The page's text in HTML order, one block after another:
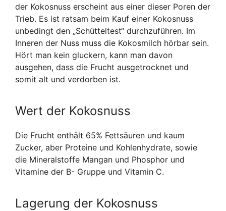
der Kokosnuss erscheint aus einer dieser Poren der
Trieb. Es ist ratsam beim Kauf einer Kokosnuss
unbedingt den „Schütteltest“ durchzuführen. Im
Inneren der Nuss muss die Kokosmilch hörbar sein.
Hört man kein gluckern, kann man davon
ausgehen, dass die Frucht ausgetrocknet und
somit alt und verdorben ist.
Wert der Kokosnuss
Die Frucht enthält 65% Fettsäuren und kaum
Zucker, aber Proteine und Kohlenhydrate, sowie
die Mineralstoffe Mangan und Phosphor und
Vitamine der B- Gruppe und Vitamin C.
Lagerung der Kokosnuss